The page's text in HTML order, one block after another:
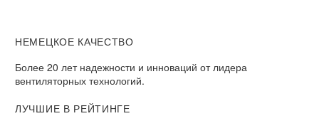
НЕМЕЦКОЕ КАЧЕСТВО
Более 20 лет надежности и инноваций от лидера
вентиляторных технологий.
ЛУЧШИЕ В РЕЙТИНГЕ